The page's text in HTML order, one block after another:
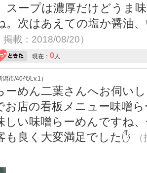
スープは濃厚だけどうま
。次はあえての塩か醤油
載：2018/08/20）
現在： 0人
市/40代/Lv.1）
ーめん二葉さんへお伺い
お店の看板メニュー味噌
しい味噌らーめんですね
も良く大変満足でした✋